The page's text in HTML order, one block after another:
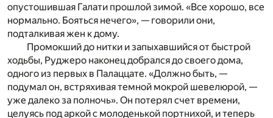
опустошившая Галати прошлой зимой. «Все хорошо, все
нормально. Бояться нечего», — говорили они,
подталкивая жен к дому.
Промокший до нитки и запыхавшийся от быстрой
ходьбы, Руджеро наконец добрался до своего дома,
одного из первых в Палаццате. «Должно быть, —
подумал он, встряхивая темной мокрой шевелюрой, —
уже далеко за полночь». Он потерял счет времени,
целуясь под аркой с молоденькой портнихой, и теперь